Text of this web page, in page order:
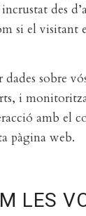
des
si el visitant
sobre
i
amb el
pàgina web.
LES